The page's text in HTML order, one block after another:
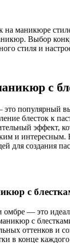
на маникюре
Выбор
стиля и
с
это популярный
блесток к
эффект,
и интересным.
для создания
с
омбре — это
с
оттенков и
в конце